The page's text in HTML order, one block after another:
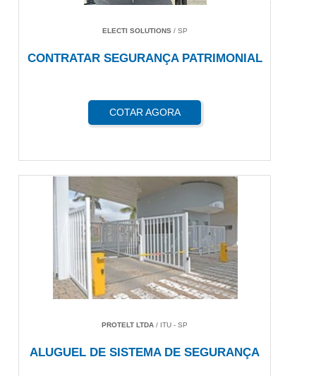
ELECTI SOLUTIONS/ SP
CONTRATAR SEGURANÇA PATRIMONIAL
COTAR AGORA
PROTELT LTDA / ITU - SP
ALUGUEL DE SISTEMA DE SEGURANÇA